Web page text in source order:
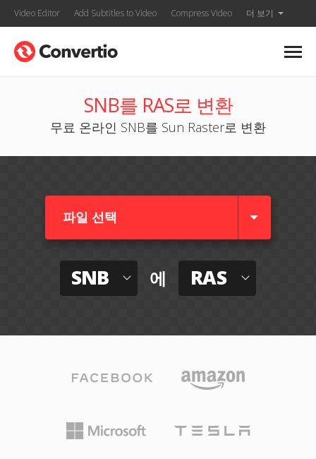
Video Editor Add Subtitles to Video Compress Video 더 보기
SNB를 RAS로 변환
무료 온라인 SNB를 Sun Raster로 변환
파일 선택
SNB 에 RAS